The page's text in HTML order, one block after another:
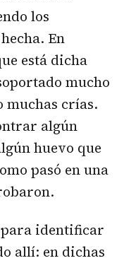
los
En
está dicha
mucho
muchas crías.
algún
huevo que
pasó en una
para identificar
allí: en dichas